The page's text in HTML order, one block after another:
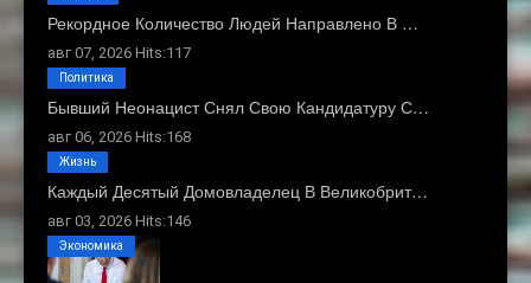
Рекордное Количество Людей Направлено В …
авг 07, 2026 Hits:117
Бывший Неонацист Снял Свою Кандидатуру С…
авг 06, 2026 Hits:168
Политика
Каждый Десятый Домовладелец В Великобрит…
авг 03, 2026 Hits:146
Жизнь
Экономика